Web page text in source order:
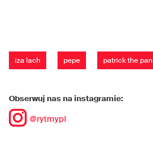
iza lach pepe patrick the pan
Obserwuj nas na instagramie:
@rytmypl